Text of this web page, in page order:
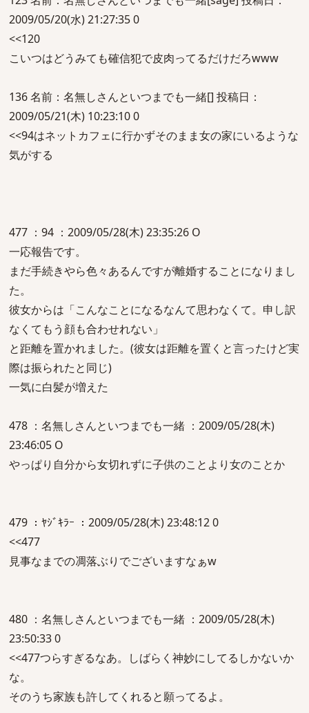
2009/05/20(水) 21:27:35 0
<<120
こいつはどうみても確信犯で皮肉ってるだけだろwww
136 名前：名無しさんといつまでも一緒[] 投稿日：
2009/05/21(木) 10:23:10 0
<<94はネットカフェに行かずそのまま女の家にいるような
気がする
477 ：94 ：2009/05/28(木) 23:35:26 O
一応報告です。
まだ手続きやら色々あるんですが離婚することになりまし
た。
彼女からは「こんなことになるなんて思わなくて。申し訳
なくてもう顔も合わせれない」
と距離を置かれました。(彼女は距離を置くと言ったけど実
際は振られたと同じ)
一気に白髪が増えた
478 ：名無しさんといつまでも一緒 ：2009/05/28(木)
23:46:05 O
やっぱり自分から女切れずに子供のことより女のことか
479 ：ﾔｼﾞｷﾗｰ ：2009/05/28(木) 23:48:12 0
<<477
見事なまでの凋落ぶりでございますなぁw
480 ：名無しさんといつまでも一緒 ：2009/05/28(木)
23:50:33 0
<<477つらすぎるなあ。しばらく神妙にしてるしかないか
な。
そのうち家族も許してくれると願ってるよ。